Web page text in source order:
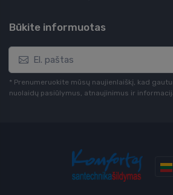
Būkite informuotas
* Prenumeruokite mūsų naujienlaiškį, kad
nuolaidų pasiūlymus, atnaujinimus ir